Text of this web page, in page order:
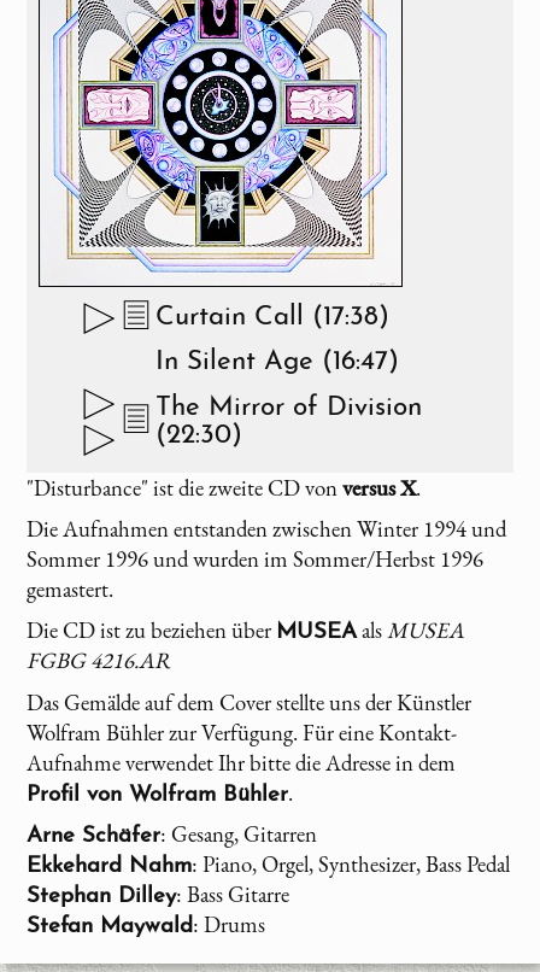
Curtain Call (17:38)
In Silent Age (16:47)
The Mirror of Division
(22:30)
"Disturbance" ist die zweite CD vonversus X.
Die Aufnahmen entstanden zwischen Winter 1994 und
Sommer 1996 und wurden im Sommer/Herbst 1996
gemastert.
Die CD ist zu beziehen über MUSEAalsMUSEA
FGBG 4216.AR
Das Gemälde auf dem Cover stellte uns der Künstler
Wolfram Bühler zur Verfügung. Für eine Kontakt-
Aufnahme verwendet Ihr bitte die Adresse in dem
Profil von Wolfram Bühler.
Arne Schäfer: Gesang, Gitarren
Ekkehard Nahm: Piano, Orgel, Synthesizer, Bass Pedal
Stephan Dilley: Bass Gitarre
Stefan Maywald: Drums